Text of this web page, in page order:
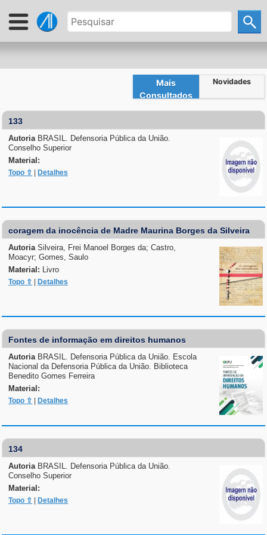
Mais
Consultados
Novidades
133
Autoria BRASIL. Defensoria Pública da União.
Conselho Superior
Material:
Topo ⇧ Detalhes
coragem da inocência de Madre Maurina Borges da Silveira
AutoriaSilveira, Frei Manoel Borges da; Castro,
Moacyr; Gomes, Saulo
Material:
Livro
Topo ⇧ Detalhes
Fontes de informação em direitos humanos
Autoria BRASIL. Defensoria Pública da União. Escola
Nacional da Defensoria Pública da União. Biblioteca
Benedito Gomes Ferreira
Material:
Topo ⇧ Detalhes
134
Autoria BRASIL. Defensoria Pública da União.
Conselho Superior
Material:
Topo ⇧ Detalhes